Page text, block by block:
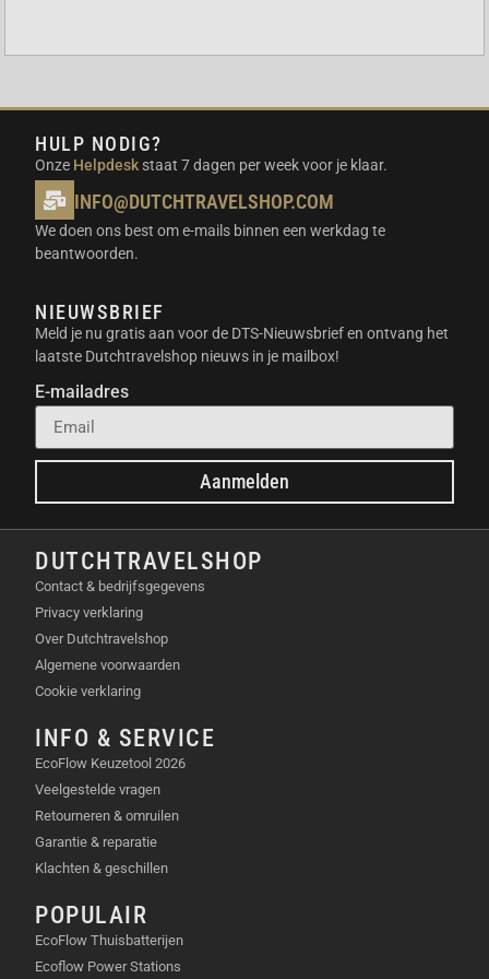
voor mobiel gebruik. Je monteert hem eenvoudig
Aandrijving van caravan movers voor caravans
tot 1500 kilogram
Lichtgewicht energiebron voor kleine 12V
systemen
laadgewicht moeten letten
IN DE VERPAKKING
PowerXtreme X10 lithium accu
Montageframe en bevestigingsband
Handleiding voor installatie
TECHNISCHE SPECIFICATIES
Nominaal voltage: 12,8V
Capaciteit: 10Ah / 128Wh
Gewicht: 2100 gram
Afmetingen: 18,2 x 12,0 x 9,0 centimeter
IP-klasse: IP 62
VEELGESTELDE VRAGEN (FAQ)
HOE LANG KAN IK RANGEREN MET DE
X10?
Je kunt met een volle accu ongeveer 30 minuten
manoeuvreren met je mover.
CARAVANS?
Wij raden dit model aan voor caravans met een
HULP NODIG?
Onze Helpdesk staat 7 dagen per week voor je klaar.
INFO@DUTCHTRAVELSHOP.COM
We doen ons best om e-mails binnen een werkdag te
beantwoorden.
NIEUWSBRIEF
Meld je nu gratis aan voor de DTS-Nieuwsbrief en ontvang het
laatste Dutchtravelshop nieuws in je mailbox!
E-mailadres
Aanmelden
DUTCHTRAVELSHOP
Contact & bedrijfsgegevens
Privacy verklaring
Over Dutchtravelshop
Algemene voorwaarden
Cookie verklaring
INFO & SERVICE
EcoFlow Keuzetool 2026
Veelgestelde vragen
Retourneren & omruilen
Garantie & reparatie
Klachten & geschillen
POPULAIR
EcoFlow Thuisbatterijen
Ecoflow Power Stations